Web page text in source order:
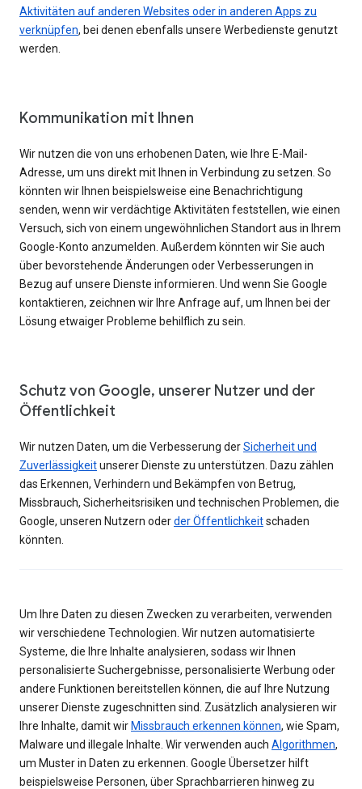
Aktivitäten auf anderen Websites oder in anderen Apps zu
verknüpfen, bei denen ebenfalls unsere Werbedienste genutzt
werden.
Kommunikation mit Ihnen
Wir nutzen die von uns erhobenen Daten, wie Ihre E-Mail-
Adresse, um uns direkt mit Ihnen in Verbindung zu setzen. So
könnten wir Ihnen beispielsweise eine Benachrichtigung
senden, wenn wir verdächtige Aktivitäten feststellen, wie einen
Versuch, sich von einem ungewöhnlichen Standort aus in Ihrem
Google-Konto anzumelden. Außerdem könnten wir Sie auch
über bevorstehende Änderungen oder Verbesserungen in
Bezug auf unsere Dienste informieren. Und wenn Sie Google
kontaktieren, zeichnen wir Ihre Anfrage auf, um Ihnen bei der
Lösung etwaiger Probleme behilflich zu sein.
Schutz von Google, unserer Nutzer und der
Öffentlichkeit
Wir nutzen Daten, um die Verbesserung derSicherheit und
Zuverlässigkeitunserer Dienste zu unterstützen. Dazu zählen
das Erkennen, Verhindern und Bekämpfen von Betrug,
Missbrauch, Sicherheitsrisiken und technischen Problemen, die
Google, unseren Nutzern oderder Öffentlichkeitschaden
könnten.
Um Ihre Daten zu diesen Zwecken zu verarbeiten, verwenden
wir verschiedene Technologien. Wir nutzen automatisierte
Systeme, die Ihre Inhalte analysieren, sodass wir Ihnen
personalisierte Suchergebnisse, personalisierte Werbung oder
andere Funktionen bereitstellen können, die auf Ihre Nutzung
unserer Dienste zugeschnitten sind. Zusätzlich analysieren wir
Ihre Inhalte, damit wir Missbrauch erkennen können, wie Spam,
Malware und illegale Inhalte. Wir verwenden auch Algorithmen,
um Muster in Daten zu erkennen. Google Übersetzer hilft
beispielsweise Personen, über Sprachbarrieren hinweg zu